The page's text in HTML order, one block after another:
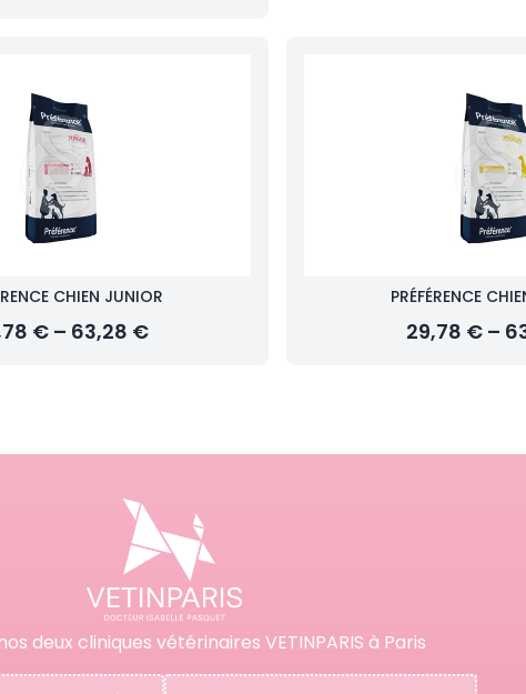
CHIEN JUNIOR
€ – 63,28 €
PRÉFÉRENCE
29,78 € –
deux cliniques vétérinaires VETINPARIS à Paris